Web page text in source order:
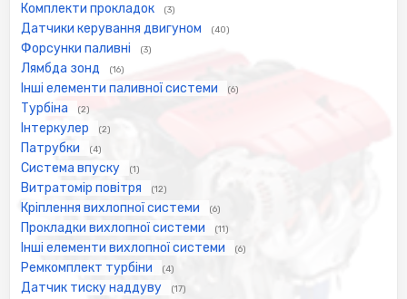
Комплекти прокладок (3)
Датчики керування двигуном (40)
Форсунки паливні (3)
Лямбда зонд (16)
Інші елементи паливної системи (6)
Турбіна (2)
Інтеркулер (2)
Патрубки (4)
Система впуску (1)
Витратомір повітря (12)
Кріплення вихлопної системи (6)
Прокладки вихлопної системи (11)
Інші елементи вихлопної системи (6)
Ремкомплект турбіни (4)
Датчик тиску наддуву (17)